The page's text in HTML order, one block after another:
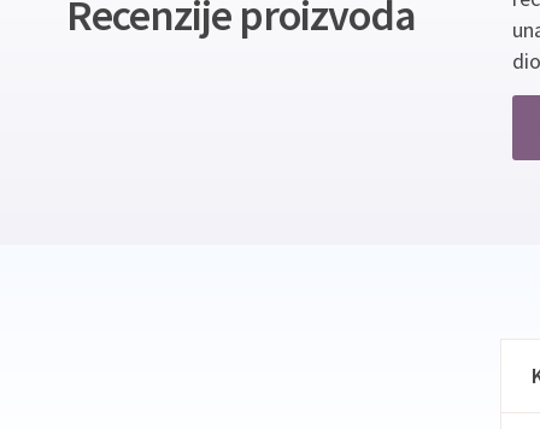
Recenzije proizvoda